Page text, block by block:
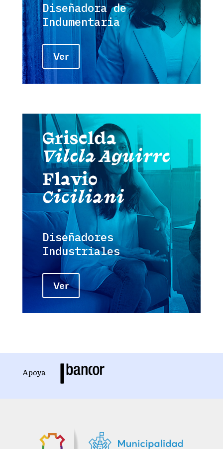
Diseñadora de
Indumentaria
Ver
Griselda
Vilela Aguirre
Flavio
Ciciliani
Diseñadores
Industriales
Ver
Apoya